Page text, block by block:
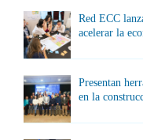
Red ECC
acelerar la
Presentan
en la